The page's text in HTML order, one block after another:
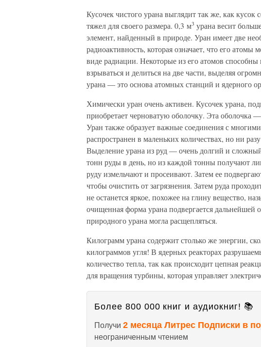
Кусочек чистого урана выглядит так же, как
тяжел для своего размера. 0,3 м3 урана весит
элемент, найденный в природе. Уран имеет две
радиоактивность, которая означает, что его
виде радиации. Некоторые из его атомов способны
взрываться и делиться на две части, выделяя
урана — это основа атомных станций и ядерного
Химически уран очень активен. Кусочек урана,
приобретает черноватую оболочку. Эта оболочка
Уран также образует важные соединения с
распространен в маленьких количествах, но ни
Выделение урана из руд — очень долгий и
тонн руды в день, но из каждой тонны получают
руду измельчают и просеивают. Затем ее
чтобы очистить от загрязнения. Затем руда
не останется яркое, похожее на глину вещество,
очищенная форма урана подвергается дальнейшей
природного урана могла расщепляться.
Килограмм урана содержит столько же энергии,
килограммов угля! В ядерных реакторах
количество тепла, так как происходит цепная
для вращения турбины, которая управляет
Более 800 000 книг и аудиокниг! 📚
Получи 2 месяца Литрес Подписки в
неограниченным чтением